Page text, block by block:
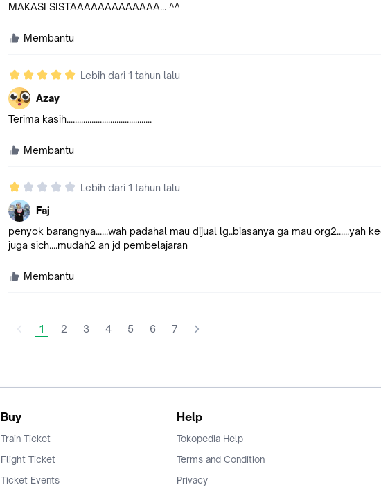
MAKASI SISTAAAAAAAAAAAAA... ^^
Membantu
Lebih dari 1 tahun lalu
Azay
Terima kasih.........................................
Membantu
Lebih dari 1 tahun lalu
Faj
penyok barangnya......wah padahal mau dijual lg..biasanya ga mau org2......yah
juga sich....mudah2 an jd pembelajaran
Membantu
1 2 3 4 5 6 7
Buy
Train Ticket
Flight Ticket
Ticket Events
Help
Tokopedia Help
Terms and Condition
Privacy